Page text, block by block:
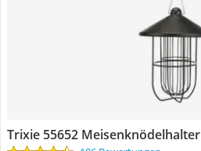
Trixie 55652 Meisenknödelhalter